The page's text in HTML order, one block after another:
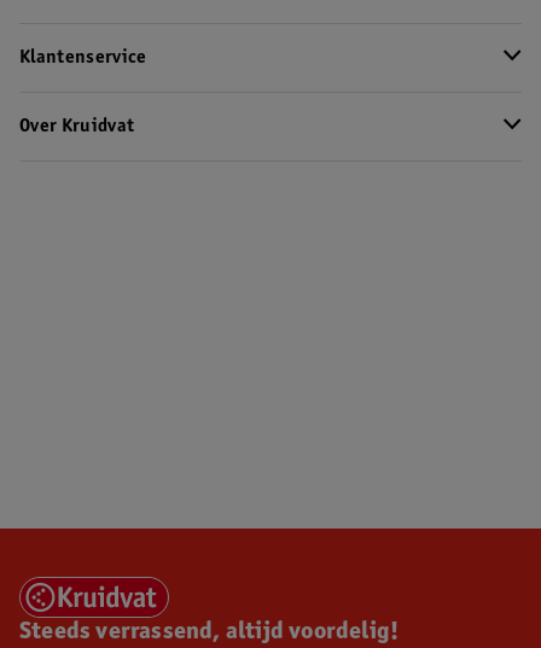
Klantenservice
Over Kruidvat
Steeds verrassend, altijd voordelig!